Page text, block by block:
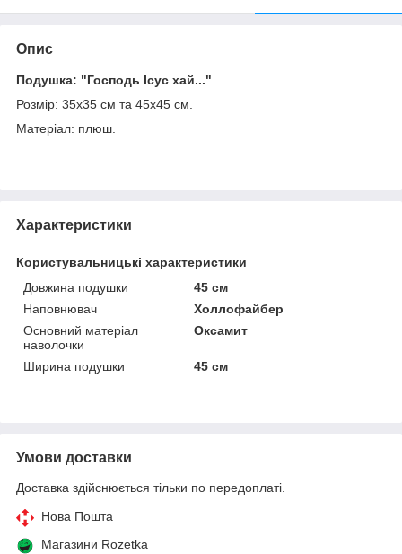
Опис
Подушка: "Господь Ісус хай..."
Розмір: 35х35 см та 45х45 см.
Матеріал: плюш.
Характеристики
Користувальницькі характеристики
Довжина подушки
45 см
Наповнювач
Холлофайбер
Основний матеріал
наволочки
Оксамит
Ширина подушки 45 см
Умови доставки
Доставка здійснюється тільки по передоплаті.
Нова Пошта
Магазини Rozetka